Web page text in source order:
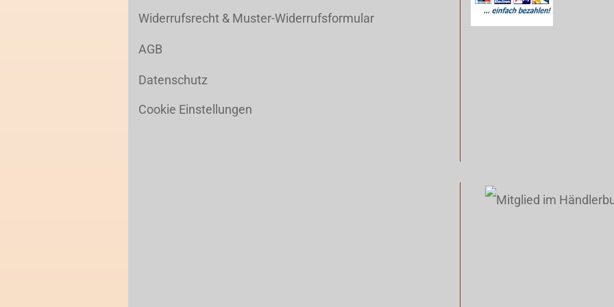
Widerrufsrecht & Muster-Widerrufsformular
AGB
Datenschutz
Cookie Einstellungen